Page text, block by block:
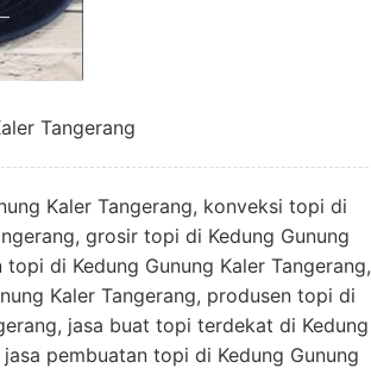
Tangerang
Kaler Tangerang, konveksi topi di
grosir topi di Kedung Gunung
di Kedung Gunung Kaler Tangerang,
Kaler Tangerang, produsen topi di
jasa buat topi terdekat di Kedung
pembuatan topi di Kedung Gunung